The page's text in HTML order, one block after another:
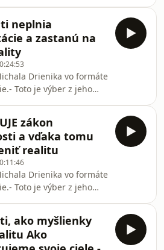
energiu tým
či bonusový
Michal Drienik priamo
Chceš zmeniť realitu,
a objaviť silu
Stiahni si vizualizačnú
ZADARMO, ktorá
energiu tým
neplnia
a zastanú na
Drienika vo formáte
Toto je výber z jeho
či bonusový
Michal Drienik priamo
Chceš zmeniť realitu,
a objaviť silu
Stiahni si vizualizačnú
ZADARMO, ktorá
energiu tým
zákon
a vďaka tomu
realitu
Drienika vo formáte
Toto je výber z jeho
či bonusový
Michal Drienik priamo
ako myšlienky
Ako